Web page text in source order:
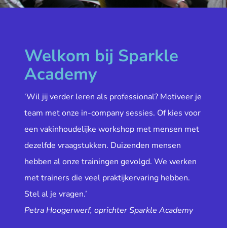
Welkom bij Sparkle
Academy
‘Wil jij verder leren als professional? Motiveer je
team met onze in-company sessies. Of kies voor
een vakinhoudelijke workshop met mensen met
dezelfde vraagstukken. Duizenden mensen
hebben al onze trainingen gevolgd. We werken
met trainers die veel praktijkervaring hebben.
Stel al je vragen.’
Petra Hoogerwerf, oprichter Sparkle Academy